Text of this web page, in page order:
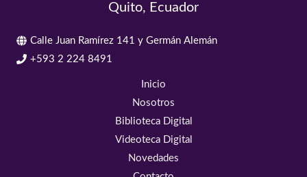
Quito, Ecuador
Calle Juan Ramírez 141 y Germán Alemán
+593 2 224 8491
Inicio
Nosotros
Biblioteca Digital
Videoteca Digital
Novedades